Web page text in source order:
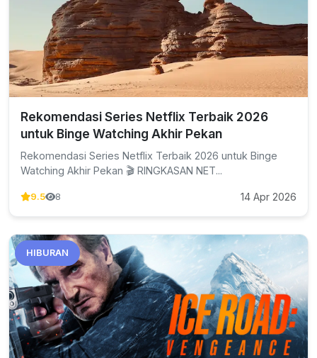
Rekomendasi Series Netflix Terbaik 2026
untuk Binge Watching Akhir Pekan
Rekomendasi Series Netflix Terbaik 2026 untuk Binge
Watching Akhir Pekan 🎬 RINGKASAN NET...
9.5 8 14 Apr 2026
HIBURAN